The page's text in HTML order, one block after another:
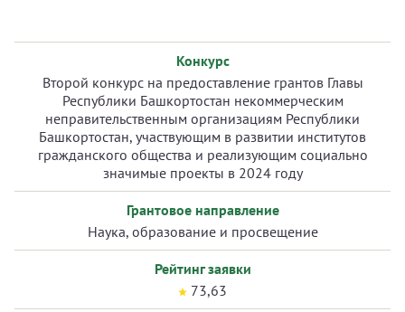
Конкурс
Второй конкурс на предоставление грантов Главы
Республики Башкортостан некоммерческим
неправительственным организациям Республики
Башкортостан, участвующим в развитии институтов
гражданского общества и реализующим социально
значимые проекты в 2024 году
Грантовое направление
Наука, образование и просвещение
Рейтинг заявки
73,63